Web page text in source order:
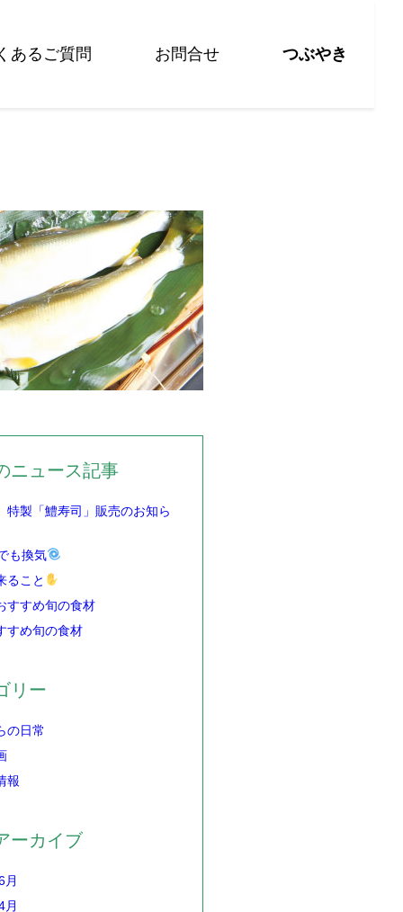
あるご質問 お問合せ つぶやき
ニュース記事
特製「鱧寿司」販売のお知ら
も換気
ること
すめ旬の食材
すめ旬の食材
リー
の日常
報
ーカイブ
月
月